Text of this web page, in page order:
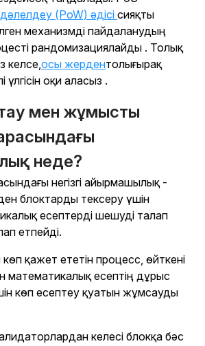
(PoW) әдісі сияқты
механизмді пайдаланудың
рандомизациялайды . Толық
келсе,осы жердентолығырақ
оқи аласыз .
мен жұмысты
неде?
негізгі айырмашылық -
блоктарды тексеру үшін
есептерді шешуді талап
етпейді.
қажет ететін процесс, өйткені
математикалық есептің дұрыс
көп есептеу қуатын жұмсауды
келесі блокқа бәс